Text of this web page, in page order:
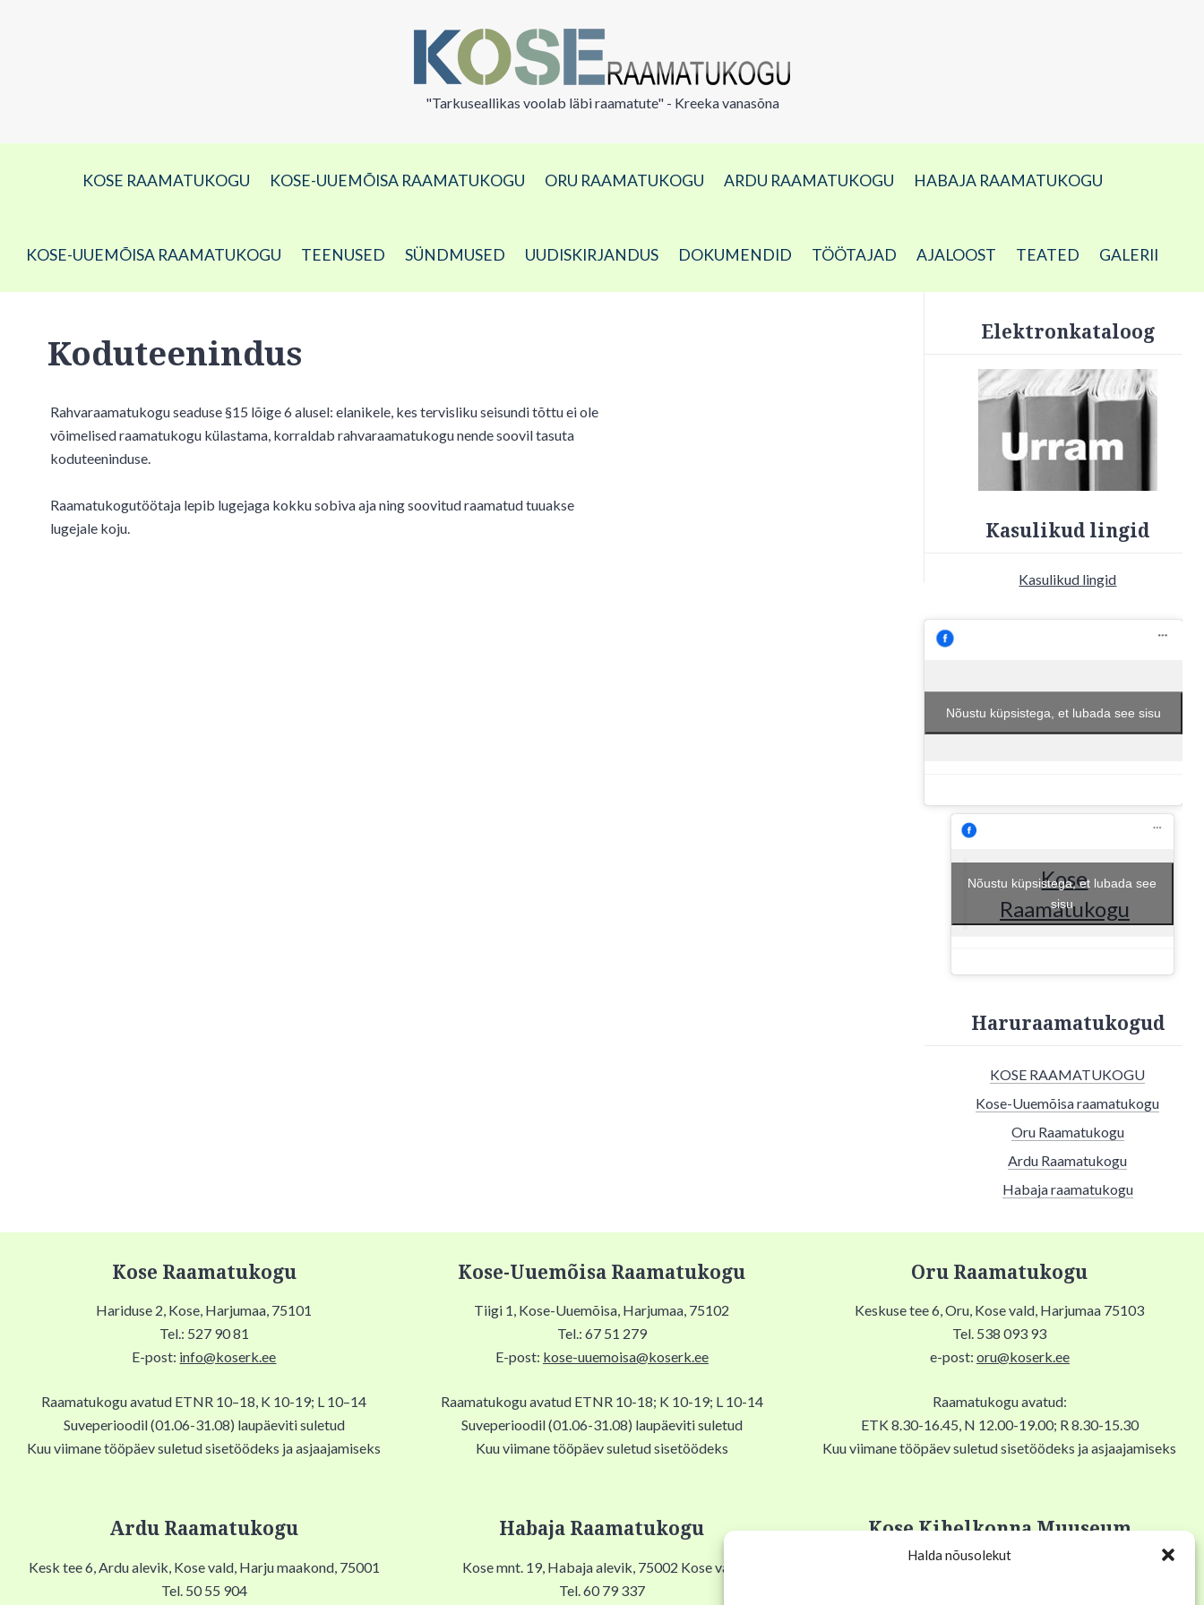
Halda nõusolekut
"Tarkuseallikas voolab läbi raamatute" - Kreeka vanasõna
KOSE RAAMATUKOGU KOSE-UUEMÕISA RAAMATUKOGU ORU RAAMATUKOGU ARDU RAAMATUKOGU HABAJA RAAMATUKOGU
KOSE-UUEMÕISA RAAMATUKOGU TEENUSED SÜNDMUSED UUDISKIRJANDUS DOKUMENDID TÖÖTAJAD AJALOOST TEATED GALERII
Koduteenindus
Rahvaraamatukogu seaduse §15 lõige 6 alusel: elanikele, kes tervisliku seisundi tõttu ei ole
võimelised raamatukogu külastama, korraldab rahvaraamatukogu nende soovil tasuta
koduteeninduse.
Raamatukogutöötaja lepib lugejaga kokku sobiva aja ning soovitud raamatud tuuakse
lugejale koju.
Elektronkataloog
Kasulikud lingid
Kasulikud lingid
Nõustu küpsistega, et lubada see sisu
Kose
Raamatukogu
Nõustu küpsistega, et lubada see
sisu
Haruraamatukogud
KOSE RAAMATUKOGU
Kose-Uuemõisa raamatukogu
Oru Raamatukogu
Ardu Raamatukogu
Habaja raamatukogu
Kose Raamatukogu
Hariduse 2, Kose, Harjumaa, 75101
Tel.: 527 90 81
E-post: info@koserk.ee
Raamatukogu avatud ETNR 10–18, K 10-19; L 10–14
Suveperioodil (01.06-31.08) laupäeviti suletud
Kuu viimane tööpäev suletud sisetöödeks ja asjaajamiseks
Kose-Uuemõisa Raamatukogu
Tiigi 1, Kose-Uuemõisa, Harjumaa, 75102
Tel.: 67 51 279
E-post: kose-uuemoisa@koserk.ee
Raamatukogu avatud ETNR 10-18; K 10-19; L 10-14
Suveperioodil (01.06-31.08) laupäeviti suletud
Kuu viimane tööpäev suletud sisetöödeks
Oru Raamatukogu
Keskuse tee 6, Oru, Kose vald, Harjumaa 75103
Tel. 538 093 93
e-post: oru@koserk.ee
Raamatukogu avatud:
ETK 8.30-16.45, N 12.00-19.00; R 8.30-15.30
Kuu viimane tööpäev suletud sisetöödeks ja asjaajamiseks
Ardu Raamatukogu
Kesk tee 6, Ardu alevik, Kose vald, Harju maakond, 75001
Tel. 50 55 904
Habaja Raamatukogu
Kose mnt. 19, Habaja alevik, 75002 Kose vald
Tel. 60 79 337
Kose Kihelkonna Muuseum
Pikk tn 12, Kose alevik, 75101, Kose Gümnaasiumi keldris